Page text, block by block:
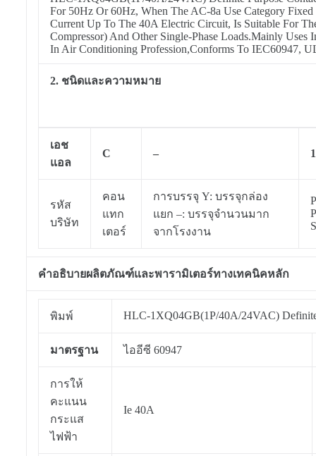
For 50Hz Or 60Hz, When The AC-8a Use Category
Current Up To The 40A Electric Circuit, Is Suitable For
Compressor) And Other Single-Phase Loads.Mainly
In Air Conditioning Profession,Conforms To IEC60947,
2. ชนิดและความหมาย
เอช
แอล
C –
รหัส
บริษัท
คอน
แทก
เตอร์
การบรรจุ Y: บรรจุกล่อง
แยก –: บรรจุจำนวนมาก
จากโรงงาน
คำอธิบายผลิตภัณฑ์และพารามิเตอร์ทางเทคนิคหลัก
พิมพ์ HLC-1XQ04GB(1P/40A/24VAC)
มาตรฐาน ไออีซี 60947
การให้
คะแนน
กระแส
ไฟฟ้า
Ie 40A